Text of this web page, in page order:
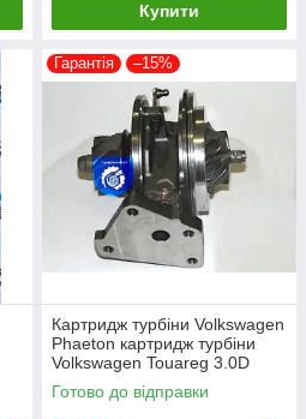
Купити
Гарантія –15%
Картридж турбіни Volkswagen
Phaeton картридж турбіни
Volkswagen Touareg 3.0D
53049700050 53049700054
Готово до відправки